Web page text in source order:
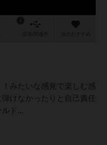
作 次のおすすめ
みたいな感覚で楽しむ感
けなかったりと自己責任
ド...